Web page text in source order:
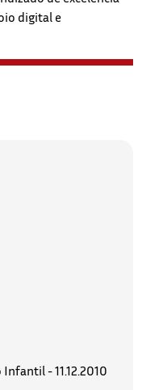
digital e
- 11.12.2010